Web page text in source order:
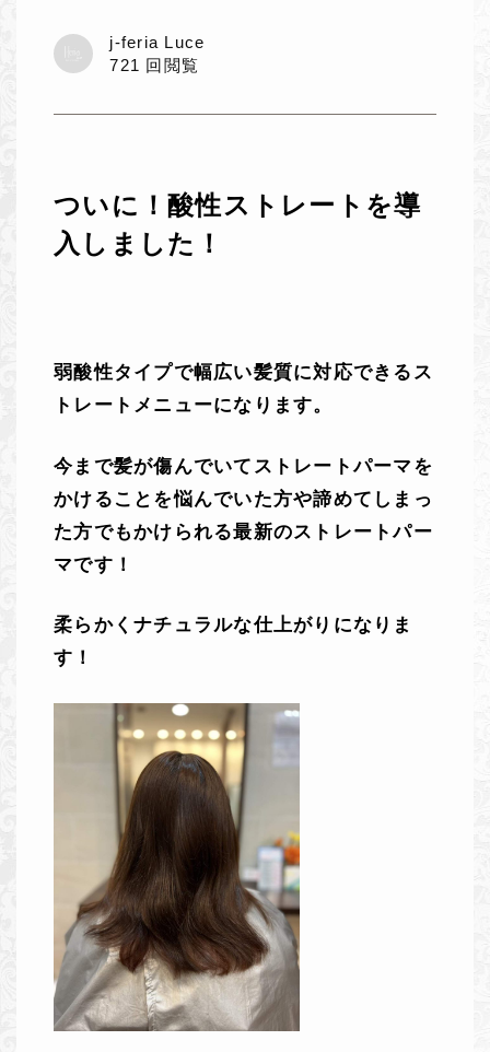
j-feria Luce
721 回閲覧
ついに！酸性ストレートを導
入しました！
弱酸性タイプで幅広い髪質に対応できるス
トレートメニューになります。
今まで髪が傷んでいてストレートパーマを
かけることを悩んでいた方や諦めてしまっ
た方でもかけられる最新のストレートパー
マです！
柔らかくナチュラルな仕上がりになりま
す！